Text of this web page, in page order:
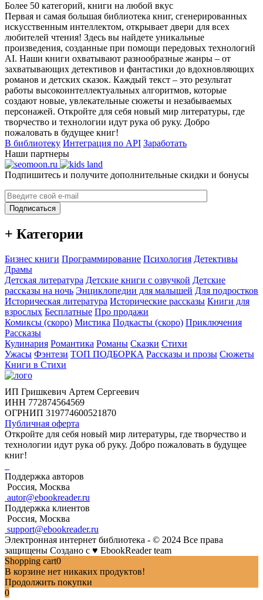
Более 50 категорий, книги на любой вкус
Первая и самая большая библиотека книг, сгенерированных
искусственным интеллектом, открывает двери для всех
любителей чтения! Здесь вы найдете уникальные
произведения, созданные при помощи передовых технологий
AI. Наши книги охватывают разнообразные жанры – от
захватывающих детективов и фантастики до вдохновляющих
романов и детских сказок. Каждый текст – это результат
работы высокоинтеллектуальных алгоритмов, которые
создают новые, увлекательные сюжеты и незабываемых
персонажей. Откройте для себя новый мир литературы, где
творчество и технологии идут рука об руку. Добро
пожаловать в будущее книг!
В библиотеку Интеграция по API Заработать
Наши партнеры
Подпишитесь и получите дополнительные скидки и бонусы
Подписаться
+ Категории
Бизнес книги Программирование Психология Детективы
Драмы
Детская литература Детские книги с озвучкой Детские
рассказы на ночь Энциклопедии для малышей Для подростков
Историческая литература Исторические рассказы Книги для
взрослых Бесплатные Про продажи
Комиксы (скоро) Мистика Подкасты (скоро) Приключения
Рассказы
Кулинария Романтика Романы Сказки Стихи
Ужасы Фэнтези ТОП ПОДБОРКА Рассказы и прозы Сюжеты
Книги в Стихи
ИП Гришкевич Артем Сергеевич
ИНН 772874564569
ОГРНИП 319774600521870
Публичная оферта
Откройте для себя новый мир литературы, где творчество и
технологии идут рука об руку. Добро пожаловать в будущее
книг!
Поддержка авторов
Россия, Москва
autor@ebookreader.ru
Поддержка клиентов
Россия, Москва
support@ebookreader.ru
Электронная интернет библиотека - © 2024 Все права
защищены Создано с ♥ EbookReader team
Shopping cart0
В корзине нет никаких продуктов!
Продолжить покупки
0